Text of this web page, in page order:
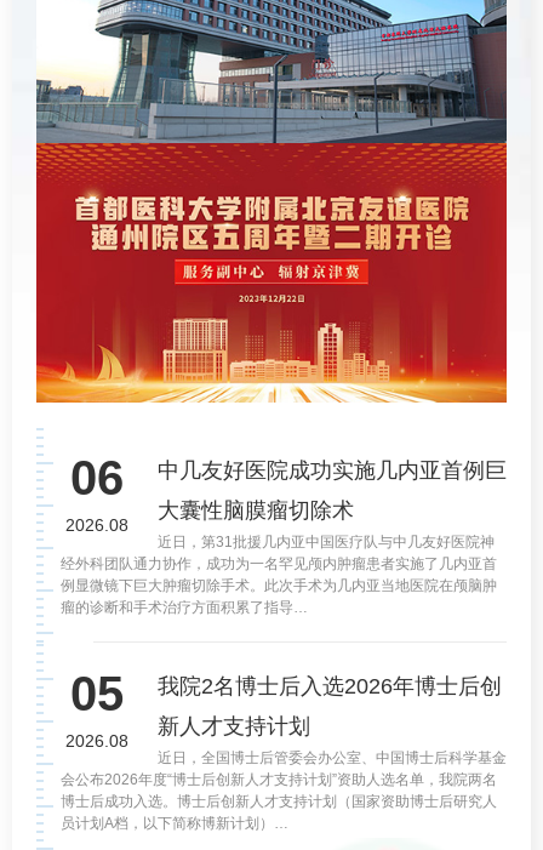
06
2026.08
中几友好医院成功实施几内亚首例巨
大囊性脑膜瘤切除术
近日，第31批援几内亚中国医疗队与中几友好医院神
经外科团队通力协作，成功为一名罕见颅内肿瘤患者实施了几内亚首
例显微镜下巨大肿瘤切除手术。此次手术为几内亚当地医院在颅脑肿
瘤的诊断和手术治疗方面积累了指导…
05
2026.08
我院2名博士后入选2026年博士后创
新人才支持计划
近日，全国博士后管委会办公室、中国博士后科学基金
会公布2026年度“博士后创新人才支持计划”资助人选名单，我院两名
博士后成功入选。博士后创新人才支持计划（国家资助博士后研究人
员计划A档，以下简称博新计划）…